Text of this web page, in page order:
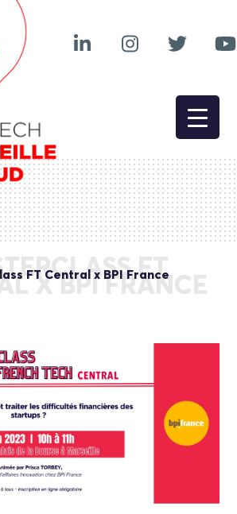
FT
X BPI FRANCE
FT Central x BPI France